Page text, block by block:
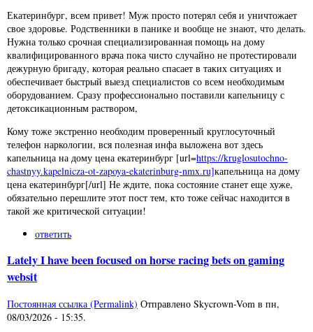
Екатеринбург, всем привет! Муж просто потерял себя и уничтожает
свое здоровье. Родственники в панике и вообще не знают, что делать.
Нужна только срочная специализированная помощь на дому
квалифицированного врача пока чисто случайно не протестировали
дежурную бригаду, которая реально спасает в таких ситуациях и
обеспечивает быстрый выезд специалистов со всем необходимым
оборудованием. Сразу профессионально поставили капельницу с
детоксикационным раствором,
Кому тоже экстренно необходим проверенный круглосуточный
телефон наркологии, вся полезная инфа выложена вот здесь
капельница на дому цена екатеринбург [url=https://kruglosutochno-
chastnyy.kapelnicza-ot-zapoya-ekaterinburg-nmx.ru]капельница на дому
цена екатеринбург[/url] Не ждите, пока состояние станет еще хуже,
обязательно перешлите этот пост тем, кто тоже сейчас находится в
такой же критической ситуации!
ответить
Lately I have been focused on horse racing bets on gaming
websit
Постоянная ссылка (Permalink) Отправлено Skycrown-Vom в пн,
08/03/2026 - 15:35.